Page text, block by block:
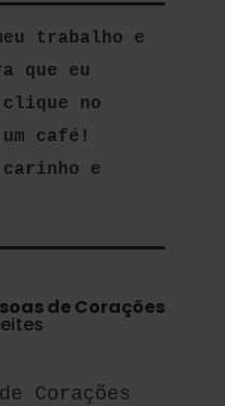
trabalho e
que eu
no
café!
e
de Corações
Corações